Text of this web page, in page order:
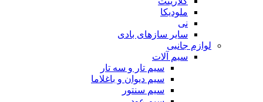
ملودیکا
نی
سایر سازهای بادی
لوازم جانبی
سیم آلات
سیم تار و سه تار
سیم دیوان و باغلاما
سیم سنتور